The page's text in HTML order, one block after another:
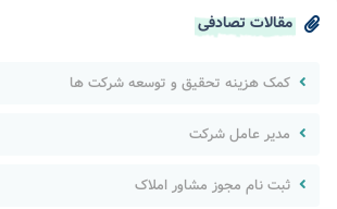
مقالات تصادفی
کمک هزینه تحقیق و توسعه شرکت ها
مدیر عامل شرکت
ثبت نام مجوز مشاور املاک